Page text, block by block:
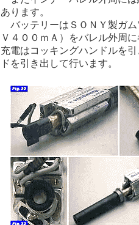
あります。
バッテリーはＳＯＮＹ製ガム
Ｖ４００ｍＡ）をバレル外周
充電はコッキングハンドルを
ドを引き出して行います。